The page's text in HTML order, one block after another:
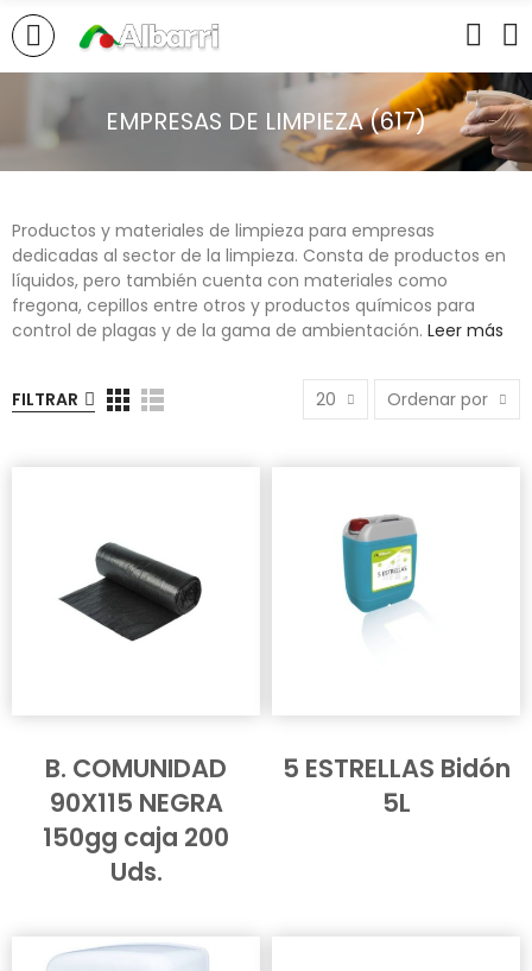
EMPRESAS DE LIMPIEZA (617)
Productos y materiales de limpieza para empresas
dedicadas al sector de la limpieza. Consta de productos en
líquidos, pero también cuenta con materiales como
fregona, cepillos entre otros y productos químicos para
control de plagas y de la gama de ambientación. Leer más
FILTRAR 20 Ordenar por
B. COMUNIDAD
90X115 NEGRA
150gg caja 200
Uds.
5 ESTRELLAS Bidón
5L